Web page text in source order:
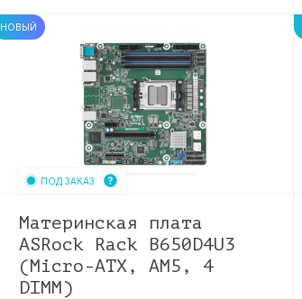
НОВЫЙ
ПОД ЗАКАЗ
Материнская плата
ASRock Rack B650D4U3
(Micro-ATX, AM5, 4
DIMM)